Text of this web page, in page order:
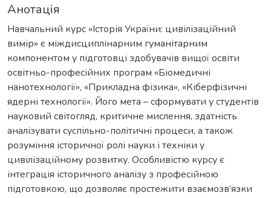
Анотація
Навчальний курс «Історія України: цивілізаційний
вимір» є міждисциплінарним гуманітарним
компонентом у підготовці здобувачів вищої освіти
освітньо-професійних програм «Біомедичні
нанотехнології», «Прикладна фізика», «Кіберфізичні
ядерні технології». Його мета – сформувати у студентів
науковий світогляд, критичне мислення, здатність
аналізувати суспільно-політичні процеси, а також
розуміння історичної ролі науки і техніки у
цивілізаційному розвитку. Особливістю курсу є
інтеграція історичного аналізу з професійною
підготовкою, що дозволяє простежити взаємозв’язки